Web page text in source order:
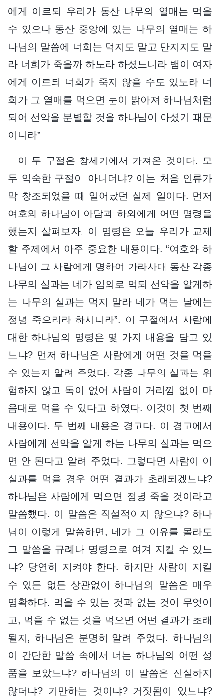
에게 이르되 우리가 동산 나무의 열매는 먹을
수 있으나 동산 중앙에 있는 나무의 열매는 하
나님의 말씀에 너희는 먹지도 말고 만지지도 말
라 너희가 죽을까 하노라 하셨느니라 뱀이 여자
에게 이르되 너희가 죽지 않을 수도 있노라 너
희가 그 열매를 먹으면 눈이 밝아져 하나님처럼
되어 선악을 분별할 것을 하나님이 아셨기 때문
이니라”
이 두 구절은 창세기에서 가져온 것이다. 모
두 익숙한 구절이 아니더냐? 이는 처음 인류가
막 창조되었을 때 일어났던 실제 일이다. 먼저
여호와 하나님이 아담과 하와에게 어떤 명령을
했는지 살펴보자. 이 명령은 오늘 우리가 교제
할 주제에서 아주 중요한 내용이다. “여호와 하
나님이 그 사람에게 명하여 가라사대 동산 각종
나무의 실과는 네가 임의로 먹되 선악을 알게하
는 나무의 실과는 먹지 말라 네가 먹는 날에는
정녕 죽으리라 하시니라”. 이 구절에서 사람에
대한 하나님의 명령은 몇 가지 내용을 담고 있
느냐? 먼저 하나님은 사람에게 어떤 것을 먹을
수 있는지 알려 주었다. 각종 나무의 실과는 위
험하지 않고 독이 없어 사람이 거리낌 없이 마
음대로 먹을 수 있다고 하였다. 이것이 첫 번째
내용이다. 두 번째 내용은 경고다. 이 경고에서
사람에게 선악을 알게 하는 나무의 실과는 먹으
면 안 된다고 알려 주었다. 그렇다면 사람이 이
실과를 먹을 경우 어떤 결과가 초래되겠느냐?
하나님은 사람에게 먹으면 정녕 죽을 것이라고
말씀했다. 이 말씀은 직설적이지 않으냐? 하나
님이 이렇게 말씀하면, 네가 그 이유를 몰라도
그 말씀을 규례나 명령으로 여겨 지킬 수 있느
냐? 당연히 지켜야 한다. 하지만 사람이 지킬
수 있든 없든 상관없이 하나님의 말씀은 매우
명확하다. 먹을 수 있는 것과 없는 것이 무엇이
고, 먹을 수 없는 것을 먹으면 어떤 결과가 초래
될지, 하나님은 분명히 알려 주었다. 하나님의
이 간단한 말씀 속에서 너는 하나님의 어떤 성
품을 보았느냐? 하나님의 이 말씀은 진실하지
않더냐? 기만하는 것이냐? 거짓됨이 있느냐?